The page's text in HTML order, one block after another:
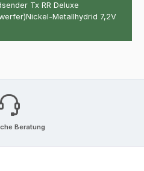
Tx RR Deluxe
Metallhydrid 7,2V
Beratung